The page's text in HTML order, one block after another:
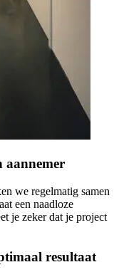
aannemer
we regelmatig samen
een naadloze
je zeker dat je project
resultaat